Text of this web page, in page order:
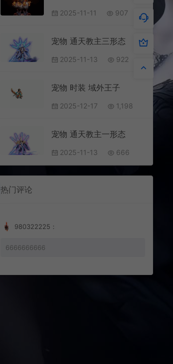
2025-11-11 907
宠物 通天教主三形态
2025-11-13 922
宠物 时装 域外王子
2025-12-17 1,198
宠物 通天教主一形态
2025-11-13 666
热门评论
980322225：
6666666666